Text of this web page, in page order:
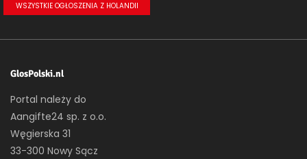
WSZYSTKIE OGŁOSZENIA Z HOLANDII
GlosPolski.nl
Portal należy do
Aangifte24 sp. z o.o.
Węgierska 31
33-300 Nowy Sącz